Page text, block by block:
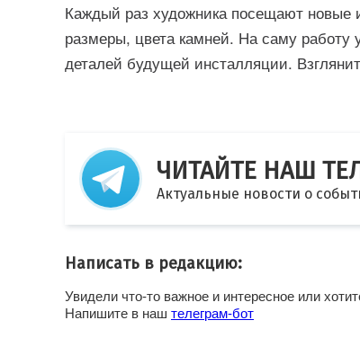
Каждый раз художника посещают новые
размеры, цвета камней. На саму работу
деталей будущей инсталляции.
ЧИТАЙТЕ НАШ
Актуальные новости о
Написать в редакцию:
Увидели что-то важное и интересное или
Напишите в наш телеграм-бот